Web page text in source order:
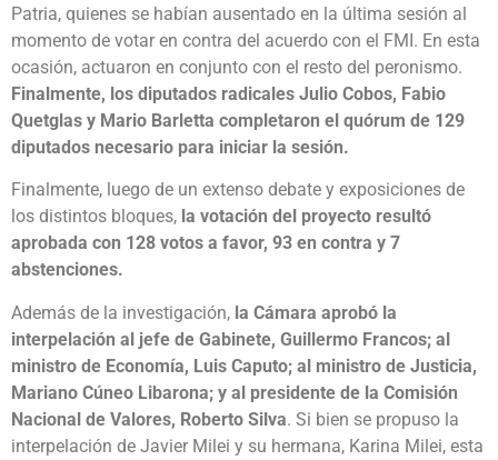
Patria, quienes se habían ausentado en la última sesión al
momento de votar en contra del acuerdo con el FMI. En esta
ocasión, actuaron en conjunto con el resto del peronismo.
Finalmente, los diputados radicales Julio Cobos, Fabio
Quetglas y Mario Barletta completaron el quórum de 129
diputados necesario para iniciar la sesión.
Finalmente, luego de un extenso debate y exposiciones de
los distintos bloques, la votación del proyecto resultó
aprobada con 128 votos a favor, 93 en contra y 7
abstenciones.
Además de la investigación, la Cámara aprobó la
interpelación al jefe de Gabinete, Guillermo Francos; al
ministro de Economía, Luis Caputo; al ministro de Justicia,
Mariano Cúneo Libarona; y al presidente de la Comisión
Nacional de Valores, Roberto Silva. Si bien se propuso la
interpelación de Javier Milei y su hermana, Karina Milei, esta